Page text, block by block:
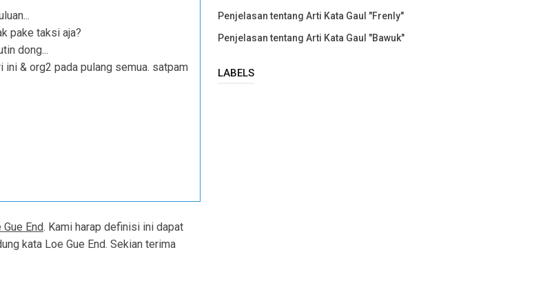
pake taksi aja?
dong...
ini & org2 pada pulang semua. satpam
End. Kami harap definisi ini dapat
kata Loe Gue End. Sekian terima
Penjelasan tentang Arti Kata Gaul "Frenly"
Penjelasan tentang Arti Kata Gaul "Bawuk"
LABELS